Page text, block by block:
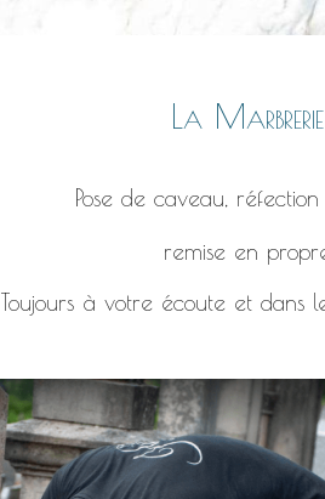
La
Pose de caveau,
remise en
Toujours à votre écoute et dans